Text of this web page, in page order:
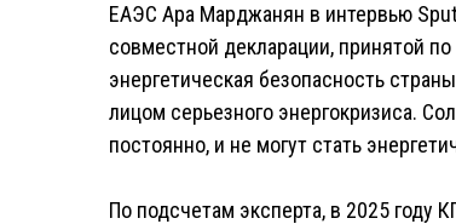
ЕАЭС Ара Марджанян в интервью
совместной декларации, принятой
энергетическая безопасность
лицом серьезного энергокризиса.
постоянно, и не могут стать
По подсчетам эксперта, в 2025 году